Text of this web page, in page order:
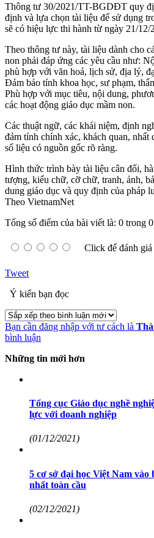
Thông tư 30/2021/TT-BGDĐT quy
định và lựa chọn tài liệu để sử dụng
sẽ có hiệu lực thi hành từ ngày 21/12/
Theo thông tư này, tài liệu dành cho
non phải đáp ứng các yêu cầu như:
phù hợp với văn hoá, lịch sử, địa lý,
Đảm bảo tính khoa học, sư phạm,
Phù hợp với mục tiêu, nội dung,
các hoạt động giáo dục mầm non.
Các thuật ngữ, các khái niệm, định
đảm tính chính xác, khách quan, nhất
số liệu có nguồn gốc rõ ràng.
Hình thức trình bày tài liệu cân đối,
tượng, kiểu chữ, cỡ chữ, tranh, ảnh,
dung giáo dục và quy định của pháp
Theo VietnamNet
Tổng số điểm của bài viết là: 0 trong
Click để đánh
Tweet
Ý kiến bạn đọc
Bạn cần đăng nhập với tư cách là
bình luận
Những tin mới hơn
Tổng cục Giáo dục nghề
lực với doanh nghiệp
(01/12/2021)
5 cơ sở đại học Việt Nam vào
nhất toàn cầu
(02/12/2021)